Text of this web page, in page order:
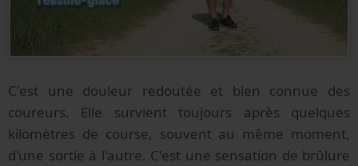
C'est une douleur redoutée et bien connue des
coureurs. Elle survient toujours après quelques
kilomètres de course, souvent au même moment,
d'une sortie à l'autre. C'est une sensation de brûlure